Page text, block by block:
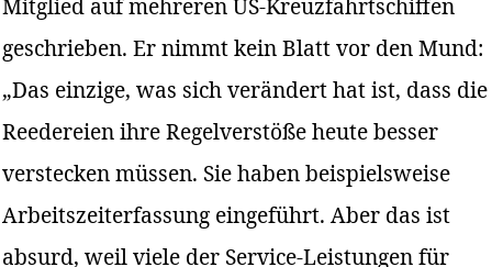
Mitglied auf mehreren US-Kreuzfahrtschiffen
geschrieben. Er nimmt kein Blatt vor den Mund:
„Das einzige, was sich verändert hat ist, dass die
Reedereien ihre Regelverstöße heute besser
verstecken müssen. Sie haben beispielsweise
Arbeitszeiterfassung eingeführt. Aber das ist
absurd, weil viele der Service-Leistungen für